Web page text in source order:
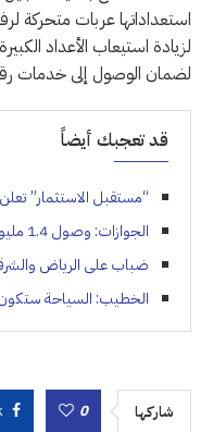
استعداداتها عربات متحركة
لزيادة استيعاب الأعداد
لضمان الوصول إلى خدمات
قد تعجبك أيضاً
“مستقبل الاستثمار” تعلن
الجوازات: وصول 1.4 مليون حاج من الخارج إلى المملكة
ضباب على الرياض
الخطيب: السياحة ستكون
شاركها 0